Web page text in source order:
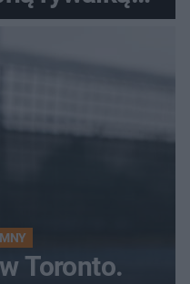
Toronto.